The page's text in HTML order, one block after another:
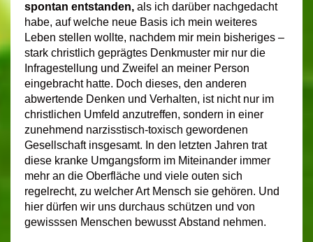
spontan entstanden, als ich darüber nachgedacht
habe, auf welche neue Basis ich mein weiteres
Leben stellen wollte, nachdem mir mein bisheriges –
stark christlich geprägtes Denkmuster mir nur die
Infragestellung und Zweifel an meiner Person
eingebracht hatte. Doch dieses, den anderen
abwertende Denken und Verhalten, ist nicht nur im
christlichen Umfeld anzutreffen, sondern in einer
zunehmend narzisstisch-toxisch gewordenen
Gesellschaft insgesamt. In den letzten Jahren trat
diese kranke Umgangsform im Miteinander immer
mehr an die Oberfläche und viele outen sich
regelrecht, zu welcher Art Mensch sie gehören. Und
hier dürfen wir uns durchaus schützen und von
gewisssen Menschen bewusst Abstand nehmen.